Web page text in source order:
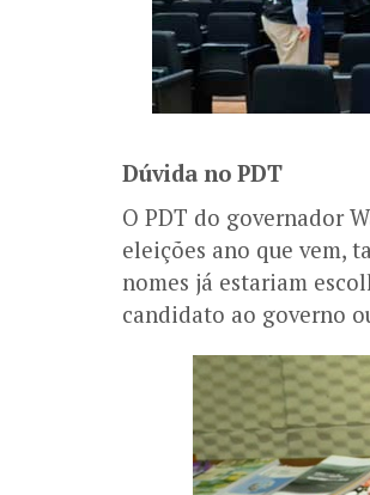
Dúvida no PDT
O PDT do governador
eleições ano que vem,
nomes já estariam
candidato ao governo